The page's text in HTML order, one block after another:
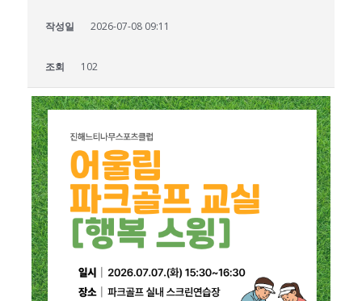
작성일 2026-07-08 09:11
조회 102